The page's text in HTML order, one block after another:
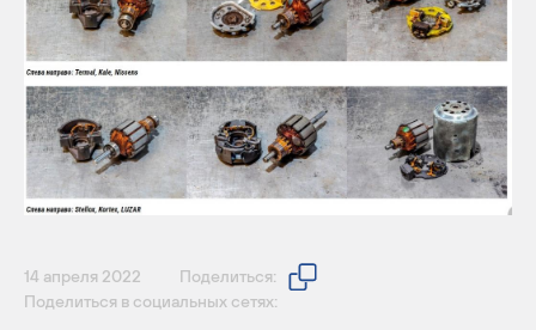
14 апреля 2022
Поделиться:
Поделиться в социальных сетях: